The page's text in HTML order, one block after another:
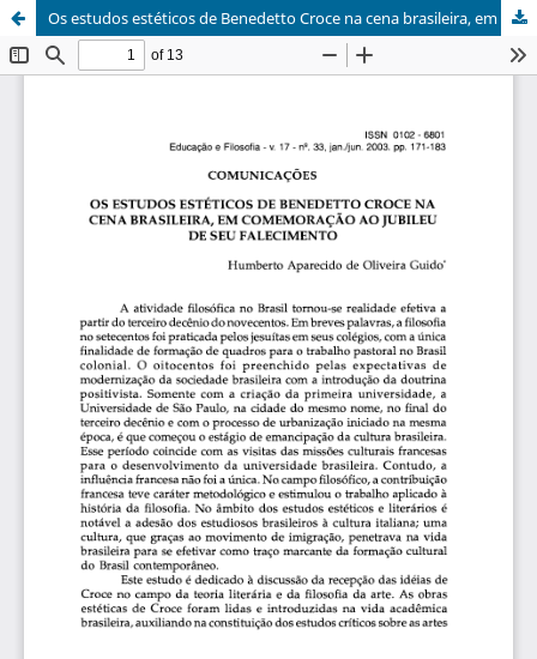
Os estudos estéticos de Benedetto Croce na cena brasileira, em comemoração ao jubileu de seu falecimento